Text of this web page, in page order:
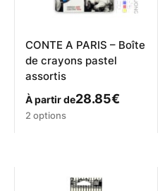
produit
CONTE A PARIS – Boîte
de crayons pastel
assortis
À partir de28.85€
Ce
2 options